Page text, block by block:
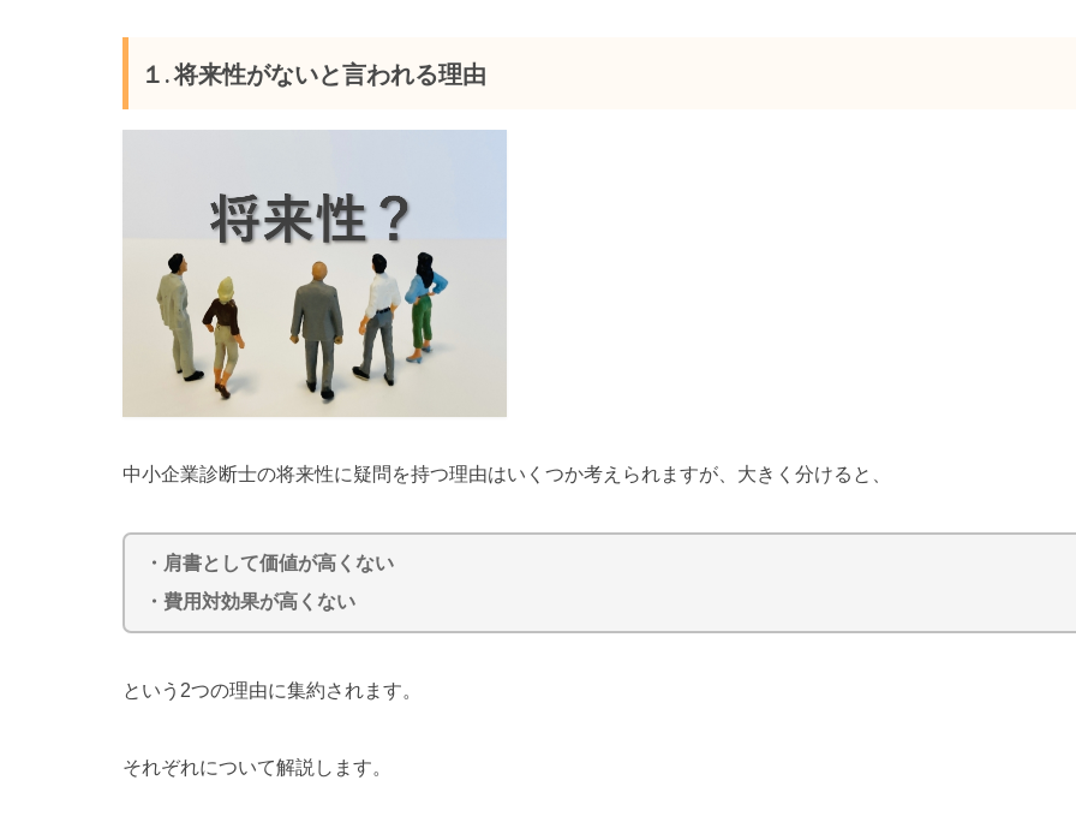
１. 将来性がないと言われる理由
中小企業診断士の将来性に疑問を持つ理由はいくつか考えられますが、大きく分けると、
・肩書として価値が高くない
・費用対効果が高くない
という2つの理由に集約されます。
それぞれについて解説します。